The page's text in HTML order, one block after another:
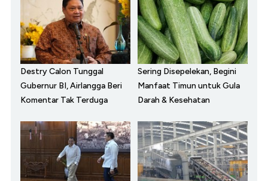
Destry Calon Tunggal
Gubernur BI, Airlangga Beri
Komentar Tak Terduga
Sering Disepelekan, Begini
Manfaat Timun untuk Gula
Darah & Kesehatan